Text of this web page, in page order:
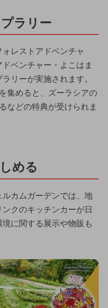
ラリー
レストアドベンチャ
ベンチャー・よこはま
リーが実施されます。
集めると、ズーラシアの
などの特典が受けられま
める
カムガーデンでは、地
クのキッチンカーが日
に関する展示や物販も